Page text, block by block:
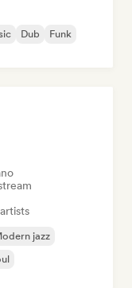
Dub
Funk
jazz